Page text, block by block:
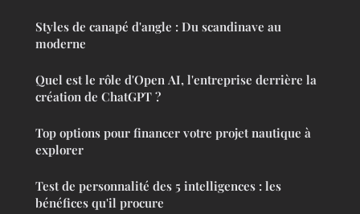
Styles de canapé d'angle : Du scandinave au
moderne
Quel est le rôle d'Open AI, l'entreprise derrière la
création de ChatGPT ?
Top options pour financer votre projet nautique à
explorer
Test de personnalité des 5 intelligences : les
bénéfices qu'il procure